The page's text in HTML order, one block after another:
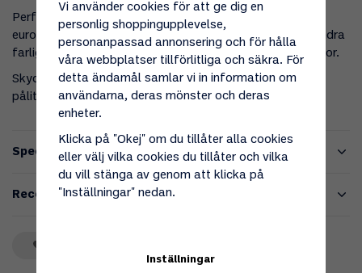
Specifikationer
Recensioner
Perfekt för alla som reser med husbil eller husvagn på
europeiska vägar. Larmet upptäcker narkosgaser och andra
farliga gaser, vilket ger dig extra säkerhet under dina resor.
Skydda dig och dina nära med iSens gasvarnare – enkel,
pålitlig och långvarig säkerhet för alla typer av miljöer.
Vi använder cookies för att ge dig en
personlig shoppingupplevelse,
personanpassad annonsering och för hålla
våra webbplatser tillförlitliga och säkra. För
detta ändamål samlar vi in information om
användarna, deras mönster och deras
enheter.
Klicka på "Okej" om du tillåter alla cookies
eller välj vilka cookies du tillåter och vilka
du vill stänga av genom att klicka på
"Inställningar" nedan.
Inställningar